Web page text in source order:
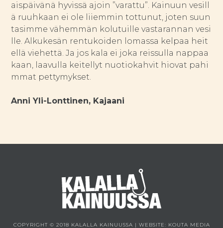
aispäivänä hyvissä ajoin ”varattu”. Kainuun vesill
ä ruuhkaan ei ole liiemmin tottunut, joten suun
tasimme vähemmän kolutuille vastarannan vesi
lle. Alkukesän rentukoiden lomassa kelpaa heit
ellä viehettä. Ja jos kala ei joka reissulla nappaa
kaan, laavulla keitellyt nuotiokahvit hiovat pahi
mmat pettymykset.
Anni Yli-Lonttinen, Kajaani
COPYRIGHT © 2018 KALALLA KAINUUSSA | WEBSITE: KOUTA MEDIA